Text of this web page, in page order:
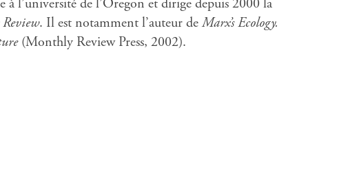
à l’université de l’Oregon et dirige depuis 2000 la
. Il est notamment l’auteur deMarx’s Ecology.
(Monthly Review Press, 2002).